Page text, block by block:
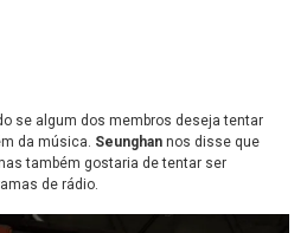
se algum dos membros deseja tentar
da música. Seunghan nos disse que
também gostaria de tentar ser
de rádio.